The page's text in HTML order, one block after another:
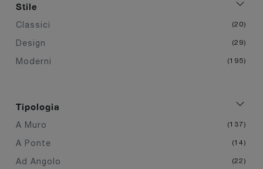
Stile
Classici 20
Design 29
Moderni 195
Tipologia
A Muro 137
A Ponte 14
Ad Angolo 22